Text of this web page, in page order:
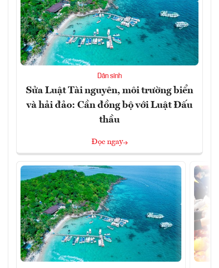
Dân sinh
Sửa Luật Tài nguyên, môi trường biển
và hải đảo: Cần đồng bộ với Luật Đấu
thầu
Đọc ngay